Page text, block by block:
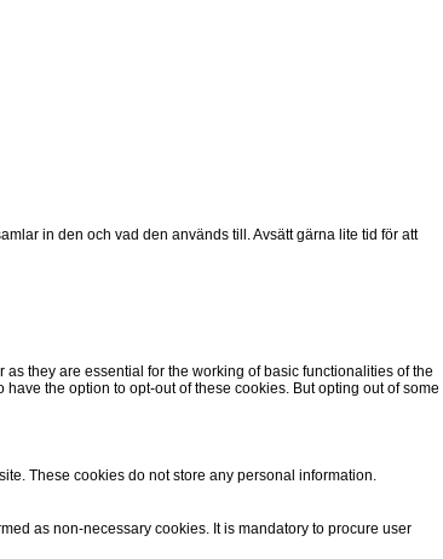
in den och vad den används till. Avsätt gärna lite tid för att
they are essential for the working of basic functionalities of the
the option to opt-out of these cookies. But opting out of some
These cookies do not store any personal information.
as non-necessary cookies. It is mandatory to procure user